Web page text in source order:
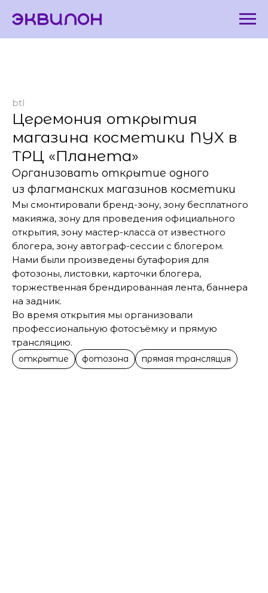
btl
Церемония открытия
магазина косметики NYX в
ТРЦ «Планета»
Организовать открытие одного
из флагманских магазинов косметики
Мы смонтировали бренд-зону, зону бесплатного
макияжа, зону для проведения официального
открытия, зону мастер-класса от известного
блогера, зону автограф-сессии с блогером.
Нами были произведены бутафория для
фотозоны, листовки, карточки блогера,
торжественная брендированная лента, баннера
на задник.
Во время открытия мы организовали
профессиональную фотосъёмку и прямую
трансляцию.
открытие фотозона прямая трансляция